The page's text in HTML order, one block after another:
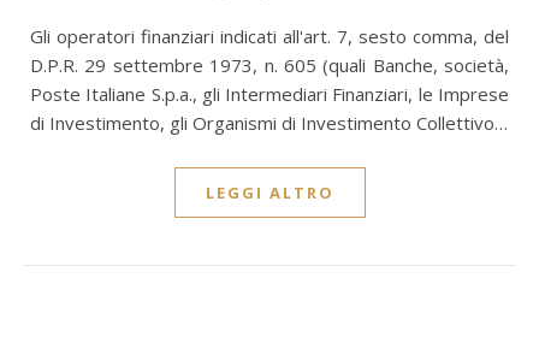
Gli operatori finanziari indicati all'art. 7, sesto comma, del
D.P.R. 29 settembre 1973, n. 605 (quali Banche, società,
Poste Italiane S.p.a., gli Intermediari Finanziari, le Imprese
di Investimento, gli Organismi di Investimento Collettivo…
LEGGI ALTRO